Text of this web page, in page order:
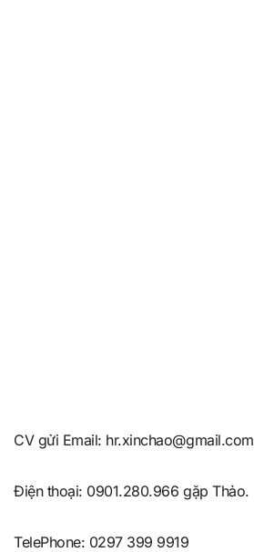
CV gửi Email: hr.xinchao@gmail.com
Điện thoại: 0901.280.966 gặp Thảo.
TelePhone: 0297 399 9919